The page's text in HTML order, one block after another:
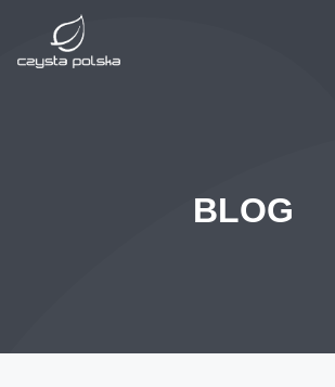
BLOG